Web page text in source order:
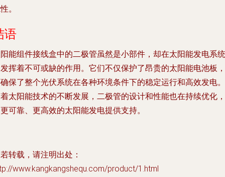
。
语
能组件接线盒中的二极管虽然是小部件，却在太阳能发电系统
挥着不可或缺的作用。它们不仅保护了昂贵的太阳能电池板，
保了整个光伏系统在各种环境条件下的稳定运行和高效发电。
太阳能技术的不断发展，二极管的设计和性能也在持续优化，
可靠、更高效的太阳能发电提供支持。
转载，请注明出处：
www.kangkangshequ.com/product/1.html